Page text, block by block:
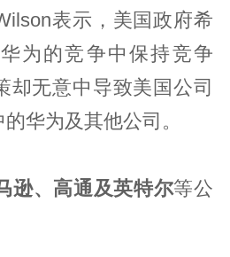
表示，美国政府希
为的竞争中保持竞争
却无意中导致美国公司
华为及其他公司。
逊、高通及英特尔等公